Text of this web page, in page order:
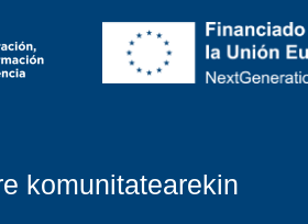
komunitatearekin